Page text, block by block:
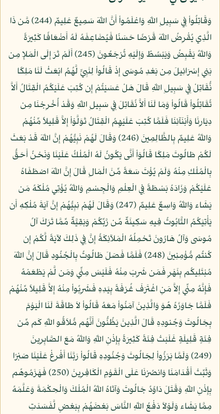
وَقَاتِلُواْ فِي سَبِيلِ اللّهِ وَاعْلَمُواْ أَنَّ اللّهَ سَمِيعٌ عَلِيمٌ (244) مَّن ذَا
الَّذِي يُقْرِضُ اللّهَ قَرْضًا حَسَنًا فَيُضَاعِفَهُ لَهُ أَضْعَافًا كَثِيرَةً
وَاللّهُ يَقْبِضُ وَيَبْسُطُ وَإِلَيْهِ تُرْجَعُونَ (245) أَلَمْ تَرَ إِلَى الْمَلإِ مِن
بَنِي إِسْرَائِيلَ مِن بَعْدِ مُوسَى إِذْ قَالُواْ لِنَبِيٍّ لَّهُمُ ابْعَثْ لَنَا مَلِكًا
نُّقَاتِلْ فِي سَبِيلِ اللّهِ قَالَ هَلْ عَسَيْتُمْ إِن كُتِبَ عَلَيْكُمُ الْقِتَالُ أَلاَّ
تُقَاتِلُواْ قَالُواْ وَمَا لَنَا أَلاَّ نُقَاتِلَ فِي سَبِيلِ اللّهِ وَقَدْ أُخْرِجْنَا مِن
دِيَارِنَا وَأَبْنَآئِنَا فَلَمَّا كُتِبَ عَلَيْهِمُ الْقِتَالُ تَوَلَّوْاْ إِلاَّ قَلِيلاً مِّنْهُمْ
وَاللّهُ عَلِيمٌ بِالظَّالِمِينَ (246) وَقَالَ لَهُمْ نَبِيُّهُمْ إِنَّ اللّهَ قَدْ بَعَثَ
لَكُمْ طَالُوتَ مَلِكًا قَالُوَاْ أَنَّى يَكُونُ لَهُ الْمُلْكُ عَلَيْنَا وَنَحْنُ أَحَقُّ
بِالْمُلْكِ مِنْهُ وَلَمْ يُؤْتَ سَعَةً مِّنَ الْمَالِ قَالَ إِنَّ اللّهَ اصْطَفَاهُ
عَلَيْكُمْ وَزَادَهُ بَسْطَةً فِي الْعِلْمِ وَالْجِسْمِ وَاللّهُ يُؤْتِي مُلْكَهُ مَن
يَشَاء وَاللّهُ وَاسِعٌ عَلِيمٌ (247) وَقَالَ لَهُمْ نِبِيُّهُمْ إِنَّ آيَةَ مُلْكِهِ أَن
يَأْتِيَكُمُ التَّابُوتُ فِيهِ سَكِينَةٌ مِّن رَّبِّكُمْ وَبَقِيَّةٌ مِّمَّا تَرَكَ آلُ
مُوسَى وَآلُ هَارُونَ تَحْمِلُهُ الْمَلآئِكَةُ إِنَّ فِي ذَلِكَ لآيَةً لَّكُمْ إِن
كُنتُم مُّؤْمِنِينَ (248) فَلَمَّا فَصَلَ طَالُوتُ بِالْجُنُودِ قَالَ إِنَّ اللّهَ
مُبْتَلِيكُم بِنَهَرٍ فَمَن شَرِبَ مِنْهُ فَلَيْسَ مِنِّي وَمَن لَّمْ يَطْعَمْهُ
فَإِنَّهُ مِنِّي إِلاَّ مَنِ اغْتَرَفَ غُرْفَةً بِيَدِهِ فَشَرِبُواْ مِنْهُ إِلاَّ قَلِيلاً مِّنْهُمْ
فَلَمَّا جَاوَزَهُ هُوَ وَالَّذِينَ آمَنُواْ مَعَهُ قَالُواْ لاَ طَاقَةَ لَنَا الْيَوْمَ
بِجَالُوتَ وَجُنودِهِ قَالَ الَّذِينَ يَظُنُّونَ أَنَّهُم مُّلاَقُو اللّهِ كَم مِّن
فِئَةٍ قَلِيلَةٍ غَلَبَتْ فِئَةً كَثِيرَةً بِإِذْنِ اللّهِ وَاللّهُ مَعَ الصَّابِرِينَ
(249) وَلَمَّا بَرَزُواْ لِجَالُوتَ وَجُنُودِهِ قَالُواْ رَبَّنَا أَفْرِغْ عَلَيْنَا صَبْرًا
وَثَبِّتْ أَقْدَامَنَا وَانصُرْنَا عَلَى الْقَوْمِ الْكَافِرِينَ (250) فَهَزَمُوهُم
بِإِذْنِ اللّهِ وَقَتَلَ دَاوُدُ جَالُوتَ وَآتَاهُ اللّهُ الْمُلْكَ وَالْحِكْمَةَ وَعَلَّمَهُ
مِمَّا يَشَاء وَلَوْلاَ دَفْعُ اللّهِ النَّاسَ بَعْضَهُمْ بِبَعْضٍ لَّفَسَدَتِ